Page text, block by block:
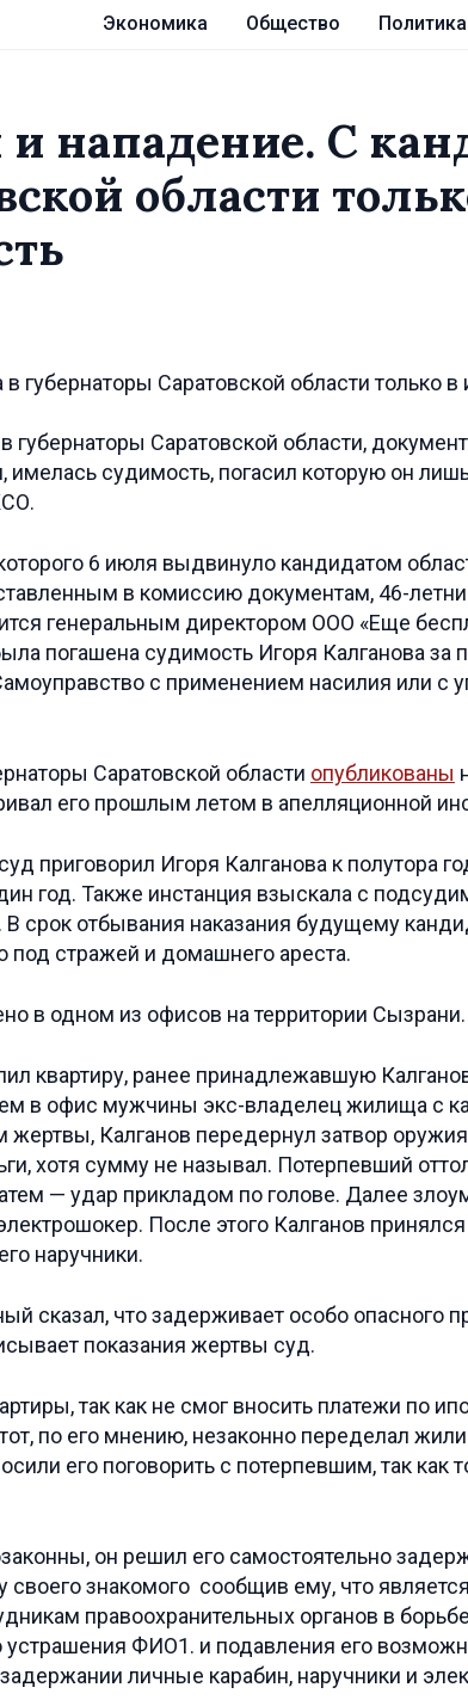
Экономика Общество Политика
нападение. С
области
губернаторы Саратовской области,
имелась судимость, погасил которую он
6 июля выдвинуло кандидатом
в комиссию документам, 46-
генеральным директором ООО «Еще
погашена судимость Игоря Калганова за
с применением насилия или с
Саратовской области опубликованы
его прошлым летом в апелляционной
приговорил Игоря Калганова к полутора
год. Также инстанция взыскала с
срок отбывания наказания будущему
под стражей и домашнего ареста.
в одном из офисов на территории Сызрани.
квартиру, ранее принадлежавшую
в офис мужчины экс-владелец жилища с
Калганов передернул затвор оружия
хотя сумму не называл. Потерпевший
— удар прикладом по голове. Далее
После этого Калганов
наручники.
что задерживает особо опасного
показания жертвы суд.
так как не смог вносить платежи по
по его мнению, незаконно переделал
его поговорить с потерпевшим, так как
он решил его самостоятельно
своего знакомого сообщив ему, что
правоохранительных органов в борьбе
ФИО1. и подавления его
личные карабин, наручники и